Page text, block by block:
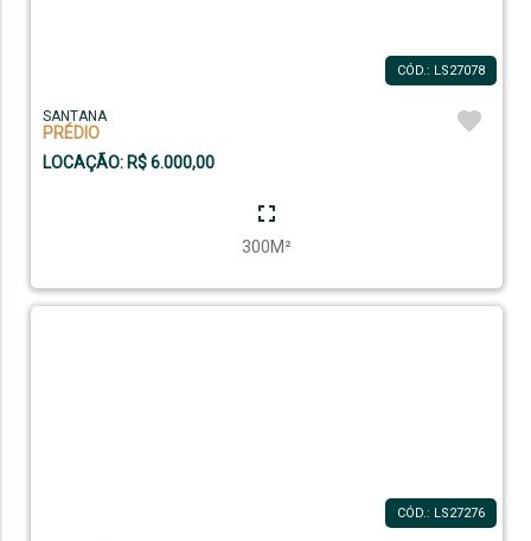
CÓD.: LS27078
SANTANA
PRÉDIO
LOCAÇÃO: R$ 6.000,00
300M²
CÓD.: LS27276